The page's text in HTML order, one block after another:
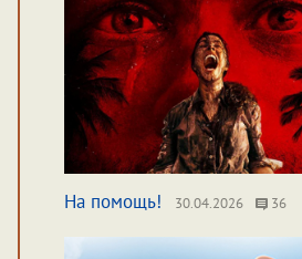
На помощь! 30.04.2026 36